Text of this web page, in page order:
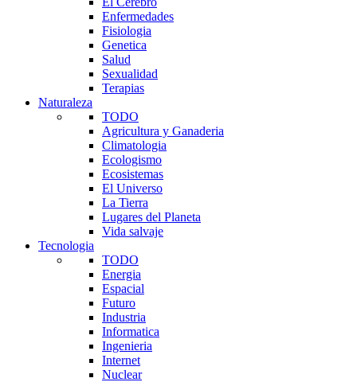
Enfermedades
Fisiologia
Genetica
Salud
Sexualidad
Terapias
Naturaleza
TODO
Agricultura y Ganaderia
Climatologia
Ecologismo
Ecosistemas
El Universo
La Tierra
Lugares del Planeta
Vida salvaje
Tecnologia
TODO
Energia
Espacial
Futuro
Industria
Informatica
Ingenieria
Internet
Nuclear